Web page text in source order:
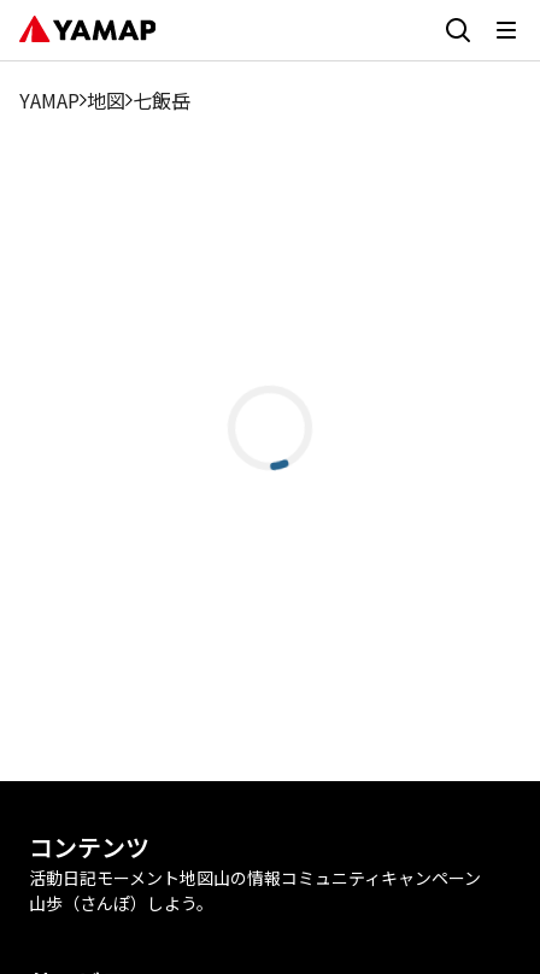
YAMAP 地図 七飯岳
コンテンツ
活動日記モーメント地図山の情報コミュニティ キャンペーン
山歩（さんぽ）しよう。